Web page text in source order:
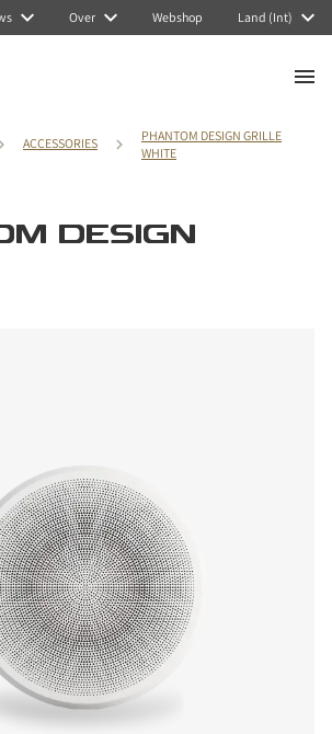
Over Webshop Land (Int)
ACCESSORIES
PHANTOM DESIGN GRILLE
WHITE
DESIGN